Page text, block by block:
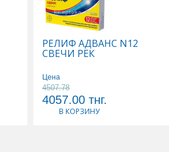
РЕЛИФ АДВАНС N12
СВЕЧИ РЕК
Цена
4507.78
4057.00 тнг.
В КОРЗИНУ